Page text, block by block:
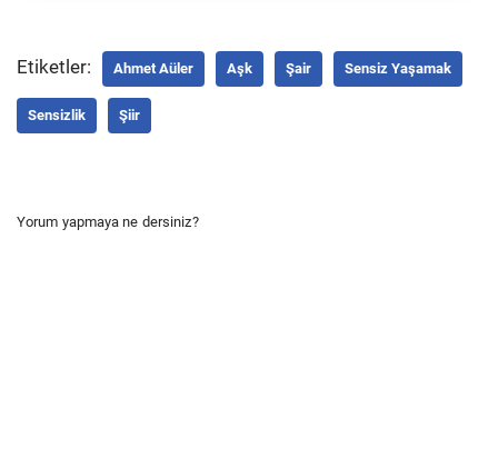
Etiketler: Ahmet Aüler Aşk Şair Sensiz Yaşamak
Sensizlik Şiir
Yorum yapmaya ne dersiniz?